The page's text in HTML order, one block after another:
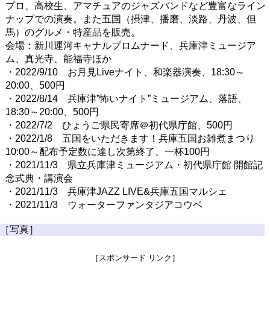
プロ、高校生、アマチュアのジャズバンドなど豊富なライン
ナップでの演奏。また五国（摂津、播磨、淡路、丹波、但
馬）のグルメ・特産品を販売。
会場：新川運河キャナルプロムナード、兵庫津ミュージア
ム、真光寺、能福寺ほか
・2022/9/10 お月見Liveナイト、和楽器演奏、18:30～
20:00、500円
・2022/8/14 兵庫津”怖いナイト”ミュージアム、落語、
18:30～20:00、500円
・2022/7/2 ひょうご県民寄席＠初代県庁館、500円
・2022/1/8 五国をいただきます！兵庫五国お雑煮まつり
10:00～配布予定数に達し次第終了、一杯100円
・2021/11/3 県立兵庫津ミュージアム・初代県庁館 開館記
念式典・講演会
・2021/11/3 兵庫津JAZZ LIVE&兵庫五国マルシェ
・2021/11/3 ウォーターファンタジアコウベ
［写真］
［スポンサード リンク］